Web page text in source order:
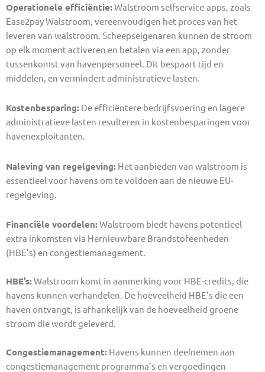
Operationele efficiëntie:Walstroom selfservice-apps, zoals
Ease2pay Walstroom, vereenvoudigen het proces van het
leveren van walstroom. Scheepseigenaren kunnen de stroom
op elk moment activeren en betalen via een app, zonder
tussenkomst van havenpersoneel. Dit bespaart tijd en
middelen, en vermindert administratieve lasten.
Kostenbesparing: De efficiëntere bedrijfsvoering en lagere
administratieve lasten resulteren in kostenbesparingen voor
havenexploitanten.
Naleving van regelgeving: Het aanbieden van walstroom is
essentieel voor havens om te voldoen aan de nieuwe EU-
regelgeving.
Financiële voordelen:Walstroom biedt havens potentieel
extra inkomsten via Hernieuwbare Brandstofeenheden
(HBE’s) en congestiemanagement.
HBE’s:Walstroom komt in aanmerking voor HBE-credits, die
havens kunnen verhandelen. De hoeveelheid HBE’s die een
haven ontvangt, is afhankelijk van de hoeveelheid groene
stroom die wordt geleverd.
Congestiemanagement: Havens kunnen deelnemen aan
congestiemanagement programma’s en vergoedingen